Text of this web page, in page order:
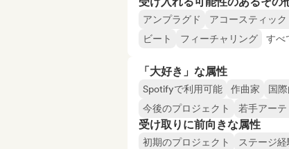
アンプラグド アコースティッ
ビート
フィーチャリング すべ
「大好き」な属性
Spotifyで利用可能 作曲家 国
今後のプロジェクト
若手アーテ
受け取りに前向きな属性
初期のプロジェクト ステージ経